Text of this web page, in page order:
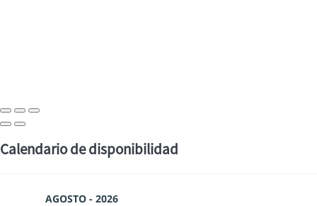
Calendario de disponibilidad
AGOSTO - 2026